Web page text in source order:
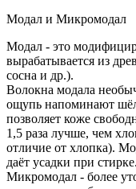
Модал и Микромодал
Модал - это
вырабатывается из
сосна и др.).
Волокна модала
ощупь напоминают
позволяет коже
1,5 раза лучше, чем
отличие от хлопка).
даёт усадки при стирке.
Микромодал - более